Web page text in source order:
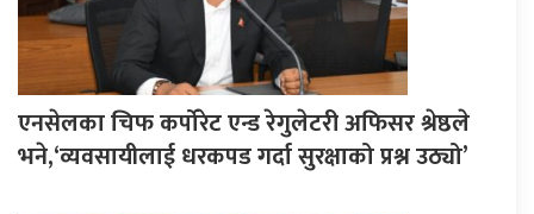
एनसेलका चिफ कर्पोरेट एन्ड रेगुलेटरी अफिसर श्रेष्ठले
भने,‘व्यवसायीलाई धरकपड गर्दा सुरक्षाको प्रश्न उठ्यो’